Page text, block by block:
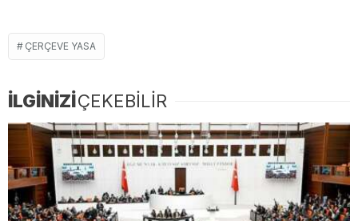
ÇERÇEVE YASA
İLGİNİZİÇEKEBİLİR